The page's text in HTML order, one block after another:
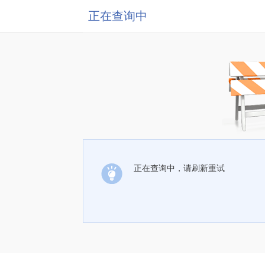
正在查询中
正在查询中，请刷新重试